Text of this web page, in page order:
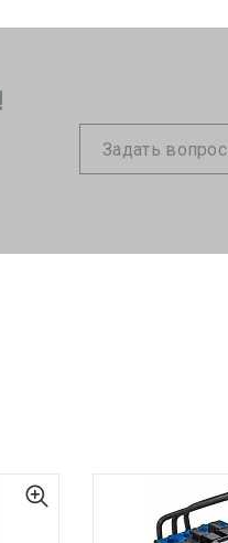
Задать вопрос